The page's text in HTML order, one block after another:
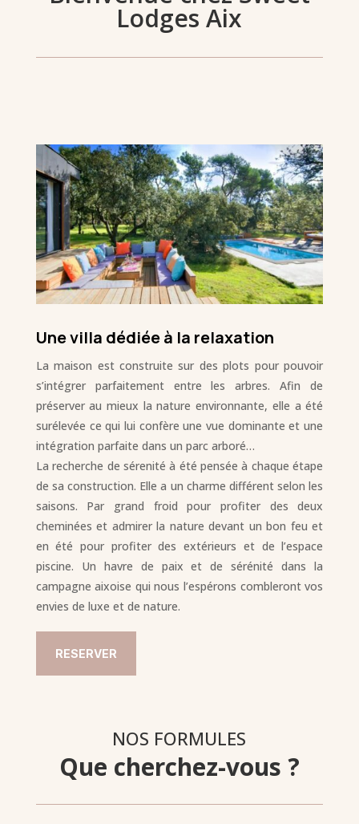
Lodges Aix
Une villa dédiée à la relaxation
La maison est construite sur des plots pour pouvoir
s’intégrer parfaitement entre les arbres. Afin de
préserver au mieux la nature environnante, elle a été
surélevée ce qui lui confère une vue dominante et une
intégration parfaite dans un parc arboré…
La recherche de sérenité à été pensée à chaque étape
de sa construction. Elle a un charme différent selon les
saisons. Par grand froid pour profiter des deux
cheminées et admirer la nature devant un bon feu et
en été pour profiter des extérieurs et de l’espace
piscine. Un havre de paix et de sérénité dans la
campagne aixoise qui nous l’espérons combleront vos
envies de luxe et de nature.
RESERVER
NOS FORMULES
Que cherchez-vous ?